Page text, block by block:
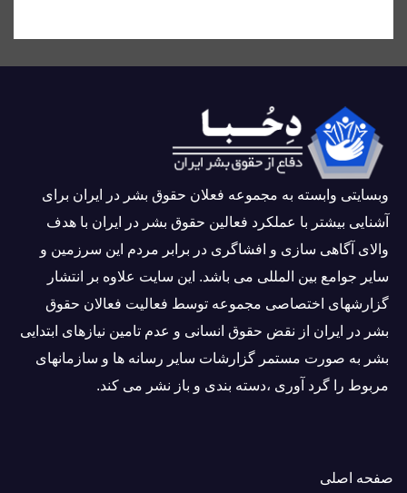
وبسايتى وابسته به مجموعه فعلان حقوق بشر در ایران برای
آشنایی بيشتر با عملکرد فعالین حقوق بشر در ایران با هدف
والاى آگاهى سازی و افشاگرى در برابر مردم این سرزمین و
ساير جوامع بین المللى می باشد. این سایت علاوه بر انتشار
گزارشهای اختصاصی مجموعه توسط فعاليت فعالان حقوق
بشر در ایران از نقض حقوق انسانی و عدم تامین نیازهای ابتدایی
بشر به صورت مستمر گزارشات سایر رسانه ها و سازمانهای
مربوط را گرد آوری ،دسته بندی و باز نشر می كند.
صفحه اصلی